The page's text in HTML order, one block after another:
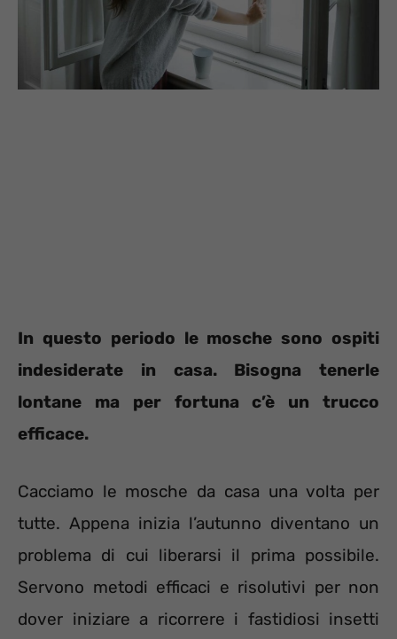
In questo periodo le mosche sono ospiti
indesiderate in casa. Bisogna tenerle
lontane ma per fortuna c’è un trucco
efficace.
Cacciamo le mosche da casa una volta per
tutte. Appena inizia l’autunno diventano un
problema di cui liberarsi il prima possibile.
Servono metodi efficaci e risolutivi per non
dover iniziare a ricorrere i fastidiosi insetti